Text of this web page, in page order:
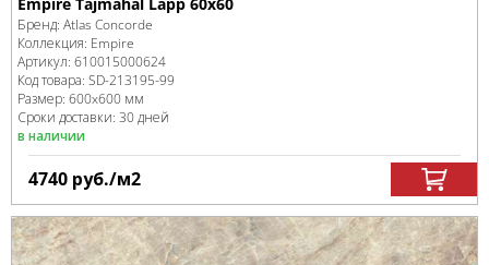
Бренд: Atlas Concorde
Коллекция: Empire
Артикул: 610015000624
Код товара: SD-213195-99
Размер: 600x600 мм
Сроки доставки: 30 дней
в наличии
4740 руб./м2